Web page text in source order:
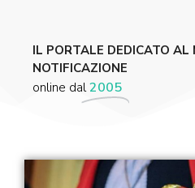
IL PORTALE DEDICATO
NOTIFICAZIONE
online dal2005